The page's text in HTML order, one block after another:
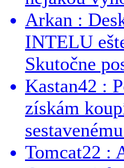
Arkan :
INTELU
Skutočne
Kastan42 :
získám
Tomcat22 :